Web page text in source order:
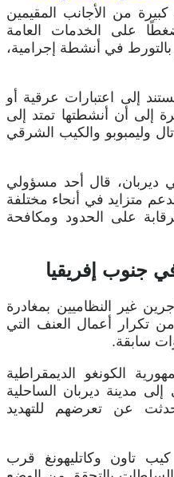
من الأجانب المقيمين
على الخدمات العامة
في أنشطة إجرامية،
إلى اعتبارات عرقية أو
إلى أن أنشطتها تمتد إلى
وليمبوبو والكيب الشرقي
قال أحد مسؤولي
متزايد في أنحاء مختلفة
على الحدود ومكافحة
جنوب إفريقيا
غير النظاميين بمغادرة
من تكرار أعمال العنف التي
سابقة.
الكونغو الديمقراطية
مدينة ديربان الساحلية
عن تعرضهم للتهديد
تاون وكاتليهونغ قرب